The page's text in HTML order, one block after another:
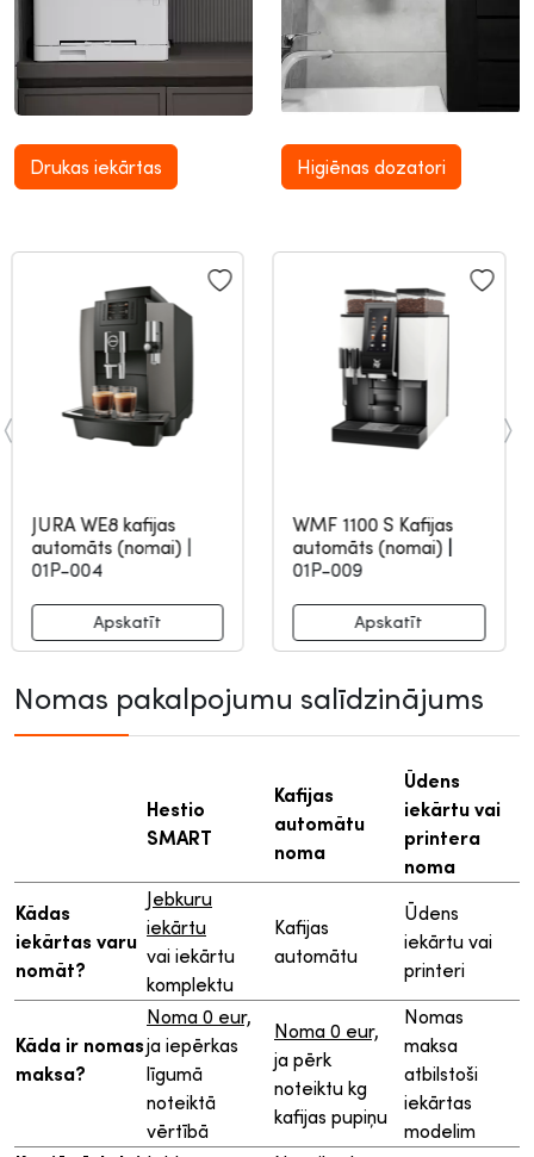
Drukas iekārtas Higiēnas dozatori
JURA WE8 kafijas
automāts (nomai)
01P-004
Apskatīt
WMF 1100 S Kafijas
automāts (nomai)
01P-009
Apskatīt
Nomas pakalpojumu salīdzinājums
Hestio
SMART
Kafijas
automātu
noma
Ūdens
iekārtu vai
printera
noma
Kādas
iekārtas varu
nomāt?
Jebkuru
iekārtu
vai iekārtu
komplektu
Kafijas
automātu
Ūdens
iekārtu vai
printeri
Kāda ir nomas
maksa?
Noma 0 eur,
ja iepērkas
līgumā
noteiktā
vērtībā
Noma 0 eur,
ja pērk
noteiktu kg
kafijas pupiņu
Nomas
maksa
atbilstoši
iekārtas
modelim